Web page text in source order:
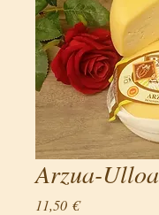
Arzua-Ulloa
11,50 €Price